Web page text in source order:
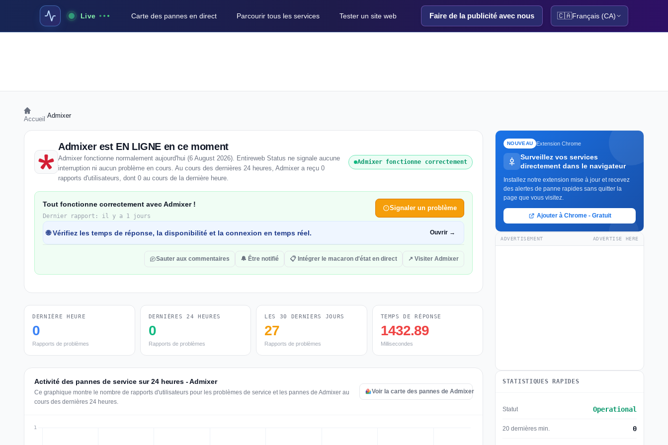
Live Carte des pannes en direct Parcourir tous les services Tester un site web Faire de la publicité avec nous 🇨🇦Français (CA)
Accueil Admixer
Admixer est EN LIGNE en ce moment
Admixer fonctionne normalement aujourd'hui (6 August 2026). Entireweb Status ne signale aucune
interruption ni aucun problème en cours. Au cours des dernières 24 heures, Admixer a reçu 0
rapports d'utilisateurs, dont 0 au cours de la dernière heure.
Admixer fonctionne correctement
Tout fonctionne correctement avec Admixer !
Dernier rapport: il y a 1 jours
Signaler un problème
🌐 Vérifiez les temps de réponse, la disponibilité et la connexion en temps réel. Ouvrir →
Sauter aux commentaires 🔔 Être notifié 📋 Intégrer le macaron d'état en direct ↗ Visiter Admixer
DERNIÈRE HEURE
0
Rapports de problèmes
DERNIÈRES 24 HEURES
0
Rapports de problèmes
LES 30 DERNIERS JOURS
27
Rapports de problèmes
TEMPS DE RÉPONSE
1432.89
Millisecondes
Activité des pannes de service sur 24 heures - Admixer
Ce graphique montre le nombre de rapports d'utilisateurs pour les problèmes de service et les pannes de Admixer au
cours des dernières 24 heures.
Voir la carte des pannes de Admixer
NOUVEAU Extension Chrome
Surveillez vos services
directement dans le navigateur
Installez notre extension mise à jour et recevez
des alertes de panne rapides sans quitter la
page que vous visitez.
Ajouter à Chrome - Gratuit
ADVERTISEMENT ADVERTISE HERE
STATISTIQUES RAPIDES
Statut Operational
20 dernières min. 0